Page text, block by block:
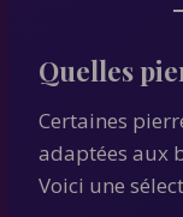
Quelles
Certaines
adaptées aux
Voici une